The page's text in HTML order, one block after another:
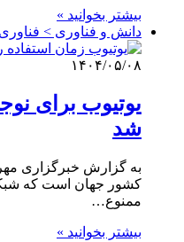
بیشتر بخوانید »
دانش و فناوری >
۱۴۰۴/۰۵/۰۸
یوتیوب برای
شد
به گزارش خبرگزاری مهر
کشور جهان است که
ممنوع…
بیشتر بخوانید »